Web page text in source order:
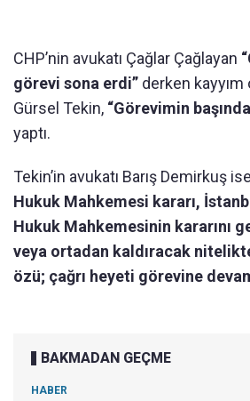
CHP’nin avukatı Çağlar Çağlayan
görevi sona erdi” derken kayyım
Gürsel Tekin, “Görevimin
yaptı.
Tekin’in avukatı Barış Demirkuş
Hukuk Mahkemesi kararı,
Hukuk Mahkemesinin kararını
veya ortadan kaldıracak
özü; çağrı heyeti görevine
BAKMADAN GEÇME
HABER